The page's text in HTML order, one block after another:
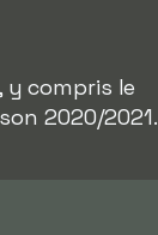
, y compris le
2020/2021.